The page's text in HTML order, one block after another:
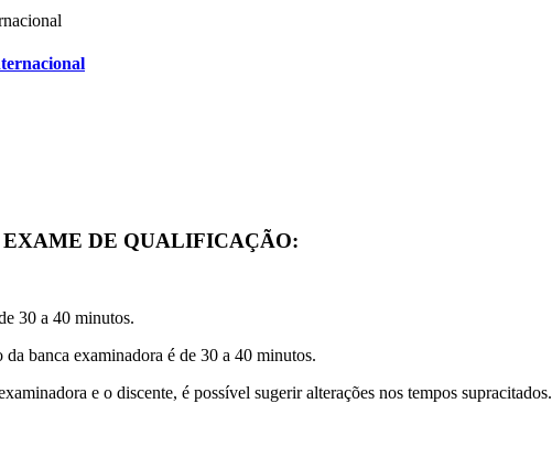
DE QUALIFICAÇÃO:
30 a 40 minutos.
banca examinadora é de 30 a 40 minutos.
e o discente, é possível sugerir alterações nos tempos supracitados.